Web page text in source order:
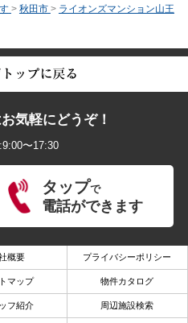
> 秋田市 > ライオンズマンション山王
気軽にどうぞ！
〜17:30
タップで
電話ができます
概要 プライバシーポリシー
マップ 物件カタログ
フ紹介 周辺施設検索